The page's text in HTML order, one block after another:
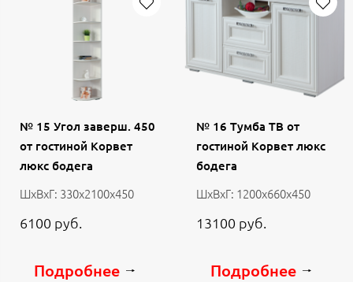
№ 15 Угол заверш. 450
от гостиной Корвет
люкс бодега
ШхВхГ: 330х2100х450
6100 руб.
Подробнее
№ 16 Тумба ТВ от
гостиной Корвет люкс
бодега
ШхВхГ: 1200х660х450
13100 руб.
Подробнее